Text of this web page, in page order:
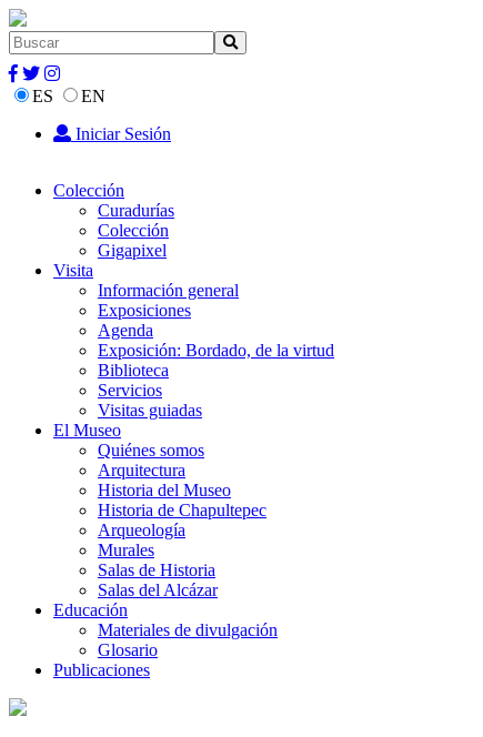
ES
EN
Iniciar Sesión
Colección
Curadurías
Colección
Gigapixel
Visita
Información general
Exposiciones
Agenda
Exposición: Bordado, de la virtud
Biblioteca
Servicios
Visitas guiadas
El Museo
Quiénes somos
Arquitectura
Historia del Museo
Historia de Chapultepec
Arqueología
Murales
Salas de Historia
Salas del Alcázar
Educación
Materiales de divulgación
Glosario
Publicaciones